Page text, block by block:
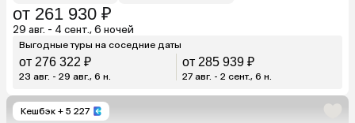
от 261 930 ₽
29 авг. - 4 сент., 6 ночей
Выгодные туры на соседние даты
от 276 322 ₽
23 авг. - 29 авг., 6 н.
от 285 939 ₽
27 авг. - 2 сент., 6 н.
Кешбэк + 5 227